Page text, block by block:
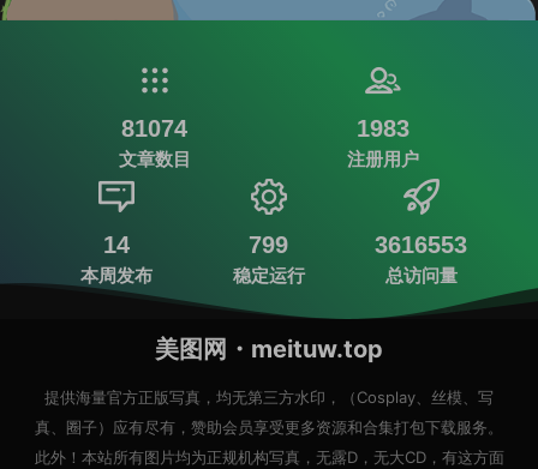
81074
文章数目
1983
注册用户
14
本周发布
799
稳定运行
3616553
总访问量
美图网・meituw.top
提供海量官方正版写真，均无第三方水印，（Cosplay、丝模、写
真、圈子）应有尽有，赞助会员享受更多资源和合集打包下载服务。
此外！本站所有图片均为正规机构写真，无露D，无大CD，有这方面